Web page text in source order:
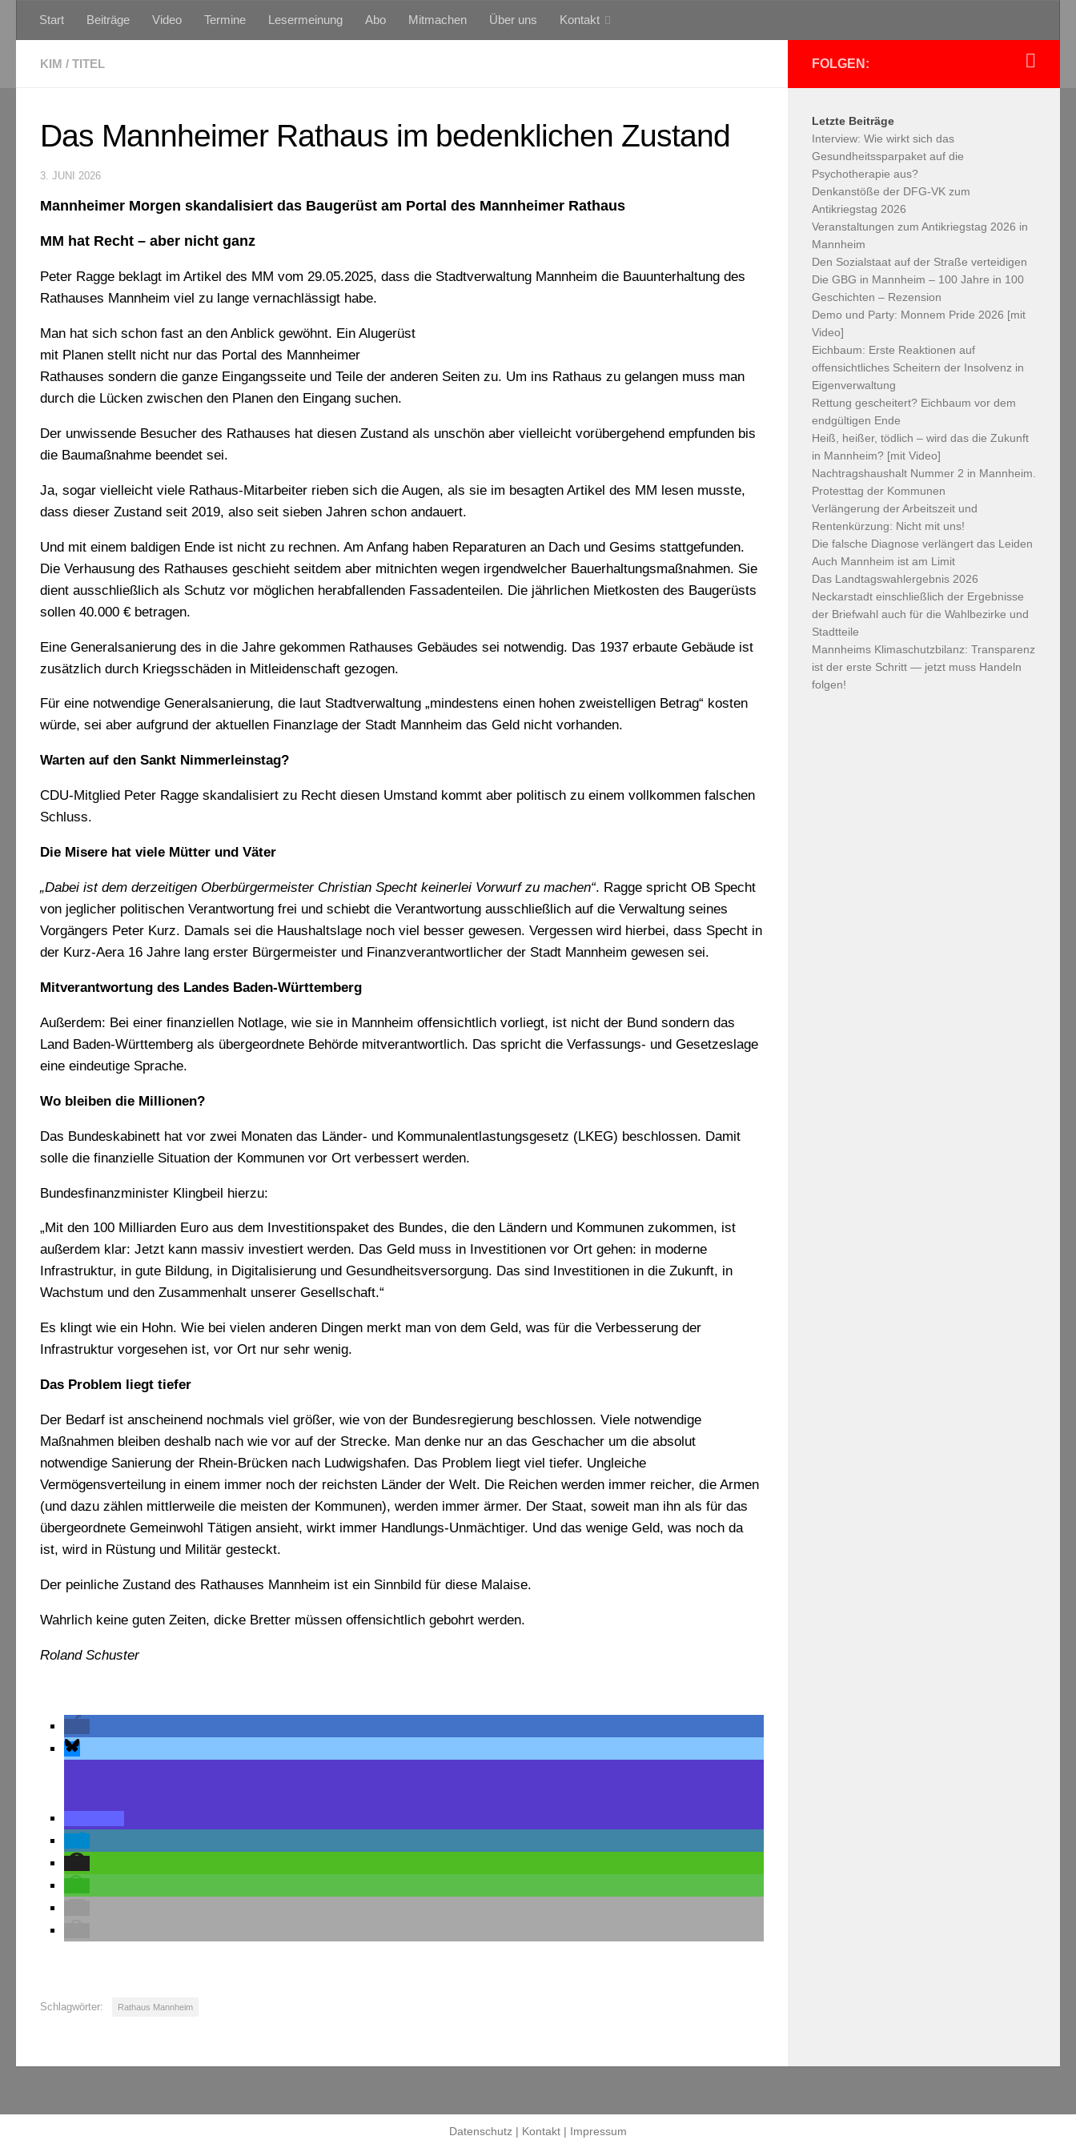
Zum Inhalt springen
Start Beiträge Video Termine Lesermeinung Abo Mitmachen Über uns Kontakt
KIM / TITEL
Das Mannheimer Rathaus im bedenklichen Zustand
3. JUNI 2026
Mannheimer Morgen skandalisiert das Baugerüst am Portal des Mannheimer Rathaus
MM hat Recht – aber nicht ganz
Peter Ragge beklagt im Artikel des MM vom 29.05.2025, dass die Stadtverwaltung Mannheim die Bauunterhaltung des
Rathauses Mannheim viel zu lange vernachlässigt habe.
Man hat sich schon fast an den Anblick gewöhnt. Ein Alugerüst
mit Planen stellt nicht nur das Portal des Mannheimer
Rathauses sondern die ganze Eingangsseite und Teile der anderen Seiten zu. Um ins Rathaus zu gelangen muss man
durch die Lücken zwischen den Planen den Eingang suchen.
Der unwissende Besucher des Rathauses hat diesen Zustand als unschön aber vielleicht vorübergehend empfunden bis
die Baumaßnahme beendet sei.
Ja, sogar vielleicht viele Rathaus-Mitarbeiter rieben sich die Augen, als sie im besagten Artikel des MM lesen musste,
dass dieser Zustand seit 2019, also seit sieben Jahren schon andauert.
Und mit einem baldigen Ende ist nicht zu rechnen. Am Anfang haben Reparaturen an Dach und Gesims stattgefunden.
Die Verhausung des Rathauses geschieht seitdem aber mitnichten wegen irgendwelcher Bauerhaltungsmaßnahmen. Sie
dient ausschließlich als Schutz vor möglichen herabfallenden Fassadenteilen. Die jährlichen Mietkosten des Baugerüsts
sollen 40.000 € betragen.
Eine Generalsanierung des in die Jahre gekommen Rathauses Gebäudes sei notwendig. Das 1937 erbaute Gebäude ist
zusätzlich durch Kriegsschäden in Mitleidenschaft gezogen.
Für eine notwendige Generalsanierung, die laut Stadtverwaltung „mindestens einen hohen zweistelligen Betrag“ kosten
würde, sei aber aufgrund der aktuellen Finanzlage der Stadt Mannheim das Geld nicht vorhanden.
Warten auf den Sankt Nimmerleinstag?
CDU-Mitglied Peter Ragge skandalisiert zu Recht diesen Umstand kommt aber politisch zu einem vollkommen falschen
Schluss.
Die Misere hat viele Mütter und Väter
„Dabei ist dem derzeitigen Oberbürgermeister Christian Specht keinerlei Vorwurf zu machen“. Ragge spricht OB Specht
von jeglicher politischen Verantwortung frei und schiebt die Verantwortung ausschließlich auf die Verwaltung seines
Vorgängers Peter Kurz. Damals sei die Haushaltslage noch viel besser gewesen. Vergessen wird hierbei, dass Specht in
der Kurz-Aera 16 Jahre lang erster Bürgermeister und Finanzverantwortlicher der Stadt Mannheim gewesen sei.
Mitverantwortung des Landes Baden-Württemberg
Außerdem: Bei einer finanziellen Notlage, wie sie in Mannheim offensichtlich vorliegt, ist nicht der Bund sondern das
Land Baden-Württemberg als übergeordnete Behörde mitverantwortlich. Das spricht die Verfassungs- und Gesetzeslage
eine eindeutige Sprache.
Wo bleiben die Millionen?
Das Bundeskabinett hat vor zwei Monaten das Länder- und Kommunalentlastungsgesetz (LKEG) beschlossen. Damit
solle die finanzielle Situation der Kommunen vor Ort verbessert werden.
Bundesfinanzminister Klingbeil hierzu:
„Mit den 100 Milliarden Euro aus dem Investitionspaket des Bundes, die den Ländern und Kommunen zukommen, ist
außerdem klar: Jetzt kann massiv investiert werden. Das Geld muss in Investitionen vor Ort gehen: in moderne
Infrastruktur, in gute Bildung, in Digitalisierung und Gesundheitsversorgung. Das sind Investitionen in die Zukunft, in
Wachstum und den Zusammenhalt unserer Gesellschaft.“
Es klingt wie ein Hohn. Wie bei vielen anderen Dingen merkt man von dem Geld, was für die Verbesserung der
Infrastruktur vorgesehen ist, vor Ort nur sehr wenig.
Das Problem liegt tiefer
Der Bedarf ist anscheinend nochmals viel größer, wie von der Bundesregierung beschlossen. Viele notwendige
Maßnahmen bleiben deshalb nach wie vor auf der Strecke. Man denke nur an das Geschacher um die absolut
notwendige Sanierung der Rhein-Brücken nach Ludwigshafen. Das Problem liegt viel tiefer. Ungleiche
Vermögensverteilung in einem immer noch der reichsten Länder der Welt. Die Reichen werden immer reicher, die Armen
(und dazu zählen mittlerweile die meisten der Kommunen), werden immer ärmer. Der Staat, soweit man ihn als für das
übergeordnete Gemeinwohl Tätigen ansieht, wirkt immer Handlungs-Unmächtiger. Und das wenige Geld, was noch da
ist, wird in Rüstung und Militär gesteckt.
Der peinliche Zustand des Rathauses Mannheim ist ein Sinnbild für diese Malaise.
Wahrlich keine guten Zeiten, dicke Bretter müssen offensichtlich gebohrt werden.
Roland Schuster
Schlagwörter: Rathaus Mannheim
FOLGEN:
Letzte Beiträge
Interview: Wie wirkt sich das
Gesundheitssparpaket auf die
Psychotherapie aus?
Denkanstöße der DFG-VK zum
Antikriegstag 2026
Veranstaltungen zum Antikriegstag 2026 in
Mannheim
Den Sozialstaat auf der Straße verteidigen
Die GBG in Mannheim – 100 Jahre in 100
Geschichten – Rezension
Demo und Party: Monnem Pride 2026 [mit
Video]
Eichbaum: Erste Reaktionen auf
offensichtliches Scheitern der Insolvenz in
Eigenverwaltung
Rettung gescheitert? Eichbaum vor dem
endgültigen Ende
Heiß, heißer, tödlich – wird das die Zukunft
in Mannheim? [mit Video]
Nachtragshaushalt Nummer 2 in Mannheim.
Protesttag der Kommunen
Verlängerung der Arbeitszeit und
Rentenkürzung: Nicht mit uns!
Die falsche Diagnose verlängert das Leiden
Auch Mannheim ist am Limit
Das Landtagswahlergebnis 2026
Neckarstadt einschließlich der Ergebnisse
der Briefwahl auch für die Wahlbezirke und
Stadtteile
Mannheims Klimaschutzbilanz: Transparenz
ist der erste Schritt — jetzt muss Handeln
folgen!
Datenschutz | Kontakt | Impressum